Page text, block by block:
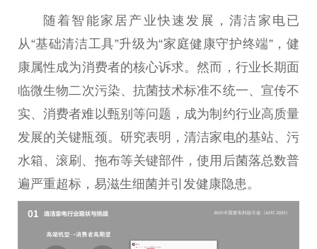
随着智能家居产业快速发展，清洁家电已
从“基础清洁工具”升级为“家庭健康守护终端”，健
康属性成为消费者的核心诉求。然而，行业长期面
临微生物二次污染、抗菌技术标准不统一、宣传不
实、消费者难以甄别等问题，成为制约行业高质量
发展的关键瓶颈。研究表明，清洁家电的基站、污
水箱、滚刷、拖布等关键部件，使用后菌落总数普
遍严重超标，易滋生细菌并引发健康隐患。